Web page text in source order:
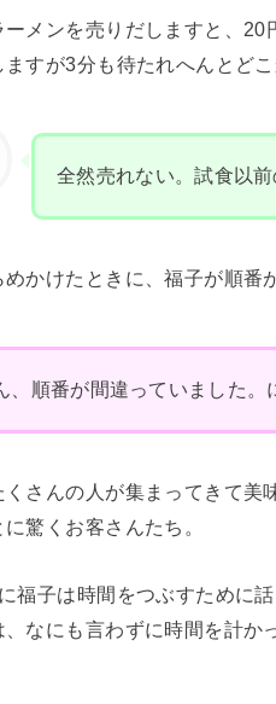
ーメンを売りだしますと、
ますが3分も待たれへんとど
全然売れない。試食以前
かけたときに、福子が順番
、順番が間違っていました。
くさんの人が集まってきて美
驚くお客さんたち。
福子は時間をつぶすために
なにも言わずに時間を計か